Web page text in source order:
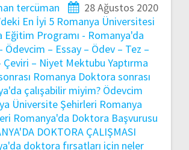
tercüman
28 Ağustos 2020
En İyi 5 Romanya Üniversitesi
Eğitim Programı - Romanya'da
Ödevcim – Essay – Ödev – Tez –
Çeviri – Niyet Mektubu Yaptırma
Romanya Doktora sonrası
çalışabilir miyim? Ödevcim
Üniversite Şehirleri Romanya
Romanya'da Doktora Başvurusu
DOKTORA ÇALIŞMASI
doktora fırsatları için neler